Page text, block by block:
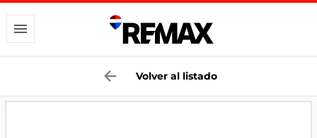
Volver al listado